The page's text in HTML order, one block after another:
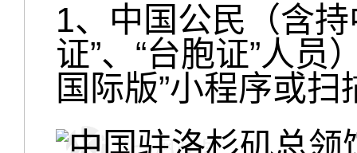
1、中国公民（含
证”、“台胞证”人员
国际版”小程序或